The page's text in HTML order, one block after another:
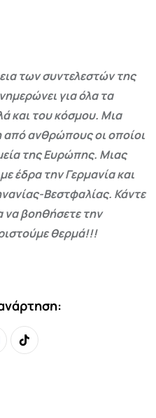
των συντελεστών της
για όλα τα
και του κόσμου. Μια
από ανθρώπους οι οποίοι
της Ευρώπης. Μιας
έδρα την Γερμανία και
Βεστφαλίας. Κάντε
να βοηθήσετε την
θερμά!!!
Tiktok